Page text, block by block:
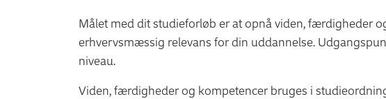
Målet med dit studieforløb er at opnå viden, færdigheder
erhvervsmæssig relevans for din uddannelse.
niveau.
Viden, færdigheder og kompetencer bruges i